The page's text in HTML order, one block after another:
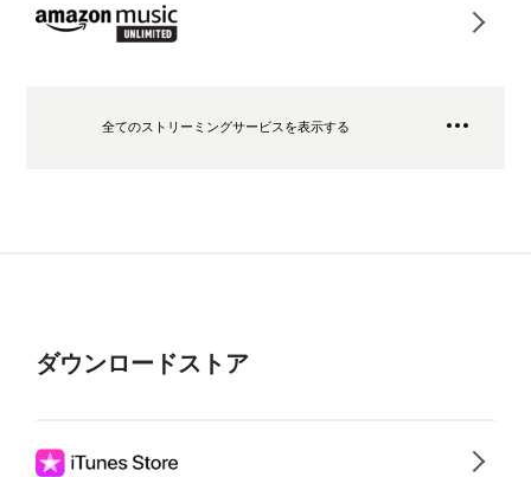
全てのストリーミングサービスを表示する
ダウンロードストア